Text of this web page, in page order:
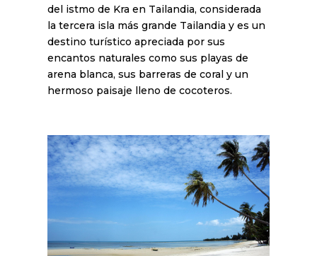
del istmo de Kra en Tailandia, considerada
la tercera isla más grande Tailandia y es un
destino turístico apreciada por sus
encantos naturales como sus playas de
arena blanca, sus barreras de coral y un
hermoso paisaje lleno de cocoteros.